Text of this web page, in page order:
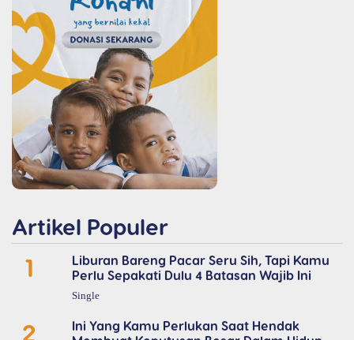
Artikel Populer
1
Liburan Bareng Pacar Seru Sih, Tapi Kamu
Perlu Sepakati Dulu 4 Batasan Wajib Ini
Single
2
Ini Yang Kamu Perlukan Saat Hendak